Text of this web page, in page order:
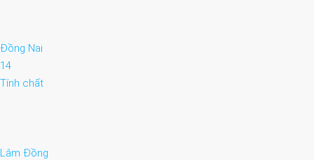
Đồng Nai
14
Tính chất
Lâm Đồng